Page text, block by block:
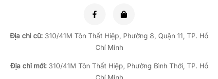
Địa chỉ cũ: 310/41M Tôn Thất Hiệp, Phường 8, Quận 11, TP. Hồ
Chí Minh
Địa chỉ mới:310/41M Tôn Thất Hiệp, Phường Bình Thới, TP. Hồ
Chí Minh